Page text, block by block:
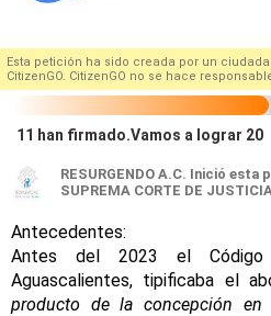
Esta petición ha sido creada por un
CitizenGO. CitizenGO no se hace
11 han firmado.Vamos a lograr 20
RESURGENDO A.C. Inició esta
SUPREMA CORTE DE
Antecedentes:
Antes del 2023 el
Aguascalientes, tipificaba el
producto de la concepción